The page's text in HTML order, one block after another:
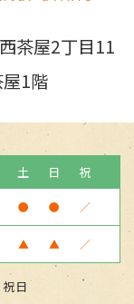
茶屋2丁目11
1階
土 日
祝
● ● ／
▲ ▲ ／
日